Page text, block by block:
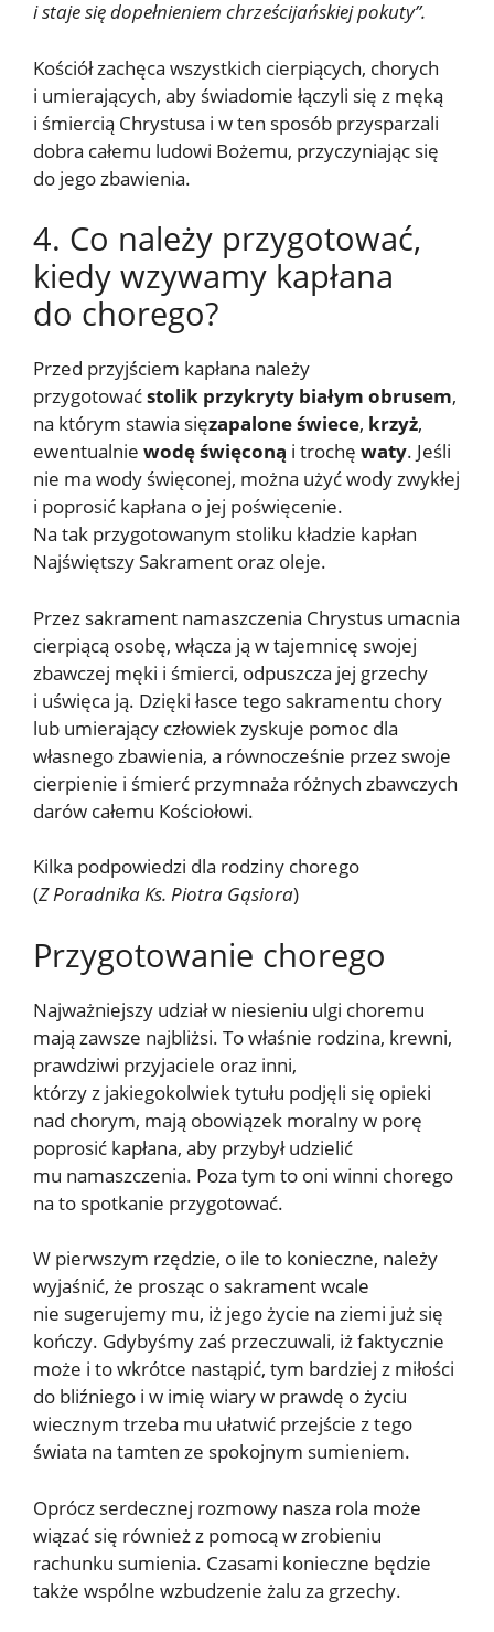
i staje się dopełnieniem chrześcijańskiej pokuty”.
Kościół zachęca wszystkich cierpiących, chorych
i umierających, aby świadomie łączyli się z męką
i śmiercią Chrystusa i w ten sposób przysparzali
dobra całemu ludowi Bożemu, przyczyniając się
do jego zbawienia.
4. Co należy przygotować,
kiedy wzywamy kapłana
do chorego?
Przed przyjściem kapłana należy
przygotowaćstolik przykryty białym obrusem,
na którym stawia sięzapalone świece, krzyż,
ewentualnie wodę święconą i trochę waty. Jeśli
nie ma wody święconej, można użyć wody zwykłej
i poprosić kapłana o jej poświęcenie.
Na tak przygotowanym stoliku kładzie kapłan
Najświętszy Sakrament oraz oleje.
Przez sakrament namaszczenia Chrystus umacnia
cierpiącą osobę, włącza ją w tajemnicę swojej
zbawczej męki i śmierci, odpuszcza jej grzechy
i uświęca ją. Dzięki łasce tego sakramentu chory
lub umierający człowiek zyskuje pomoc dla
własnego zbawienia, a równocześnie przez swoje
cierpienie i śmierć przymnaża różnych zbawczych
darów całemu Kościołowi.
Kilka podpowiedzi dla rodziny chorego
(Z Poradnika Ks. Piotra Gąsiora)
Przygotowanie chorego
Najważniejszy udział w niesieniu ulgi choremu
mają zawsze najbliżsi. To właśnie rodzina, krewni,
prawdziwi przyjaciele oraz inni,
którzy z jakiegokolwiek tytułu podjęli się opieki
nad chorym, mają obowiązek moralny w porę
poprosić kapłana, aby przybył udzielić
mu namaszczenia. Poza tym to oni winni chorego
na to spotkanie przygotować.
W pierwszym rzędzie, o ile to konieczne, należy
wyjaśnić, że prosząc o sakrament wcale
nie sugerujemy mu, iż jego życie na ziemi już się
kończy. Gdybyśmy zaś przeczuwali, iż faktycznie
może i to wkrótce nastąpić, tym bardziej z miłości
do bliźniego i w imię wiary w prawdę o życiu
wiecznym trzeba mu ułatwić przejście z tego
świata na tamten ze spokojnym sumieniem.
Oprócz serdecznej rozmowy nasza rola może
wiązać się również z pomocą w zrobieniu
rachunku sumienia. Czasami konieczne będzie
także wspólne wzbudzenie żalu za grzechy.